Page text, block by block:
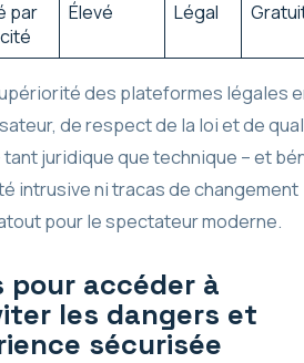
par
Élevé Légal
des plateformes légales
de respect de la loi et de
tant juridique que technique – et
intrusive ni tracas de changement
pour le spectateur moderne.
pour accéder à
les dangers et
sécurisée